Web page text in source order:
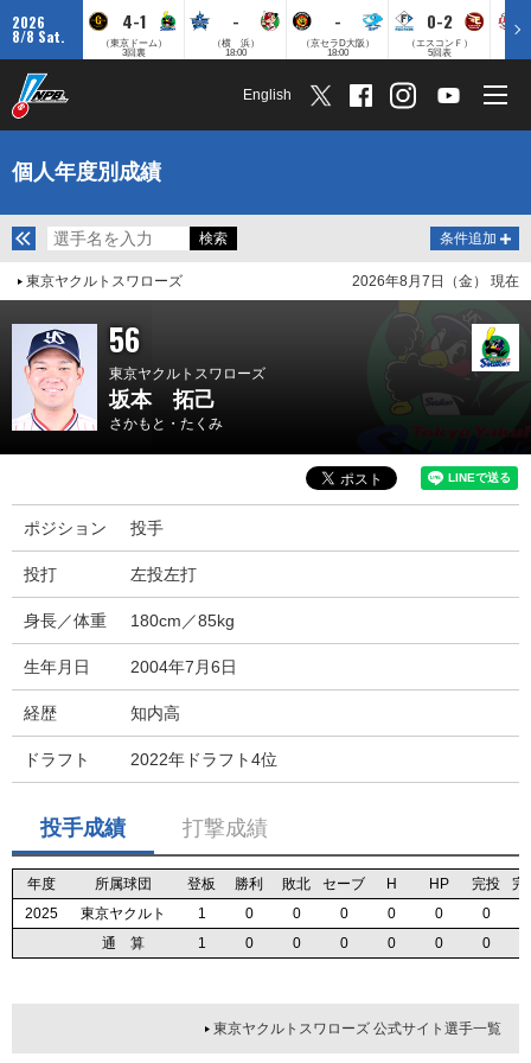
2026
8/8 Sat.
4-1
（東京ドーム）
3回裏
-
（横 浜）
18:00
-
（京セラD大阪）
18:00
0-2
（エスコンＦ）
5回表
English
個人年度別成績
条件追加
東京ヤクルトスワローズ 2026年8月7日（金） 現在
56
東京ヤクルトスワローズ
坂本 拓己
さかもと・たくみ
ポジション 投手
投打 左投左打
身長／体重 180cm／85kg
生年月日 2004年7月6日
経歴 知内高
ドラフト 2022年ドラフト4位
投手成績 打撃成績
年度 所属球団 登板 勝利 敗北 セーブ H HP 完投
完
2025
東京ヤクルト 1 0 0 0 0 0 0
通 算
1 0 0 0 0 0 0
年度 所属球団 登板 勝利 敗北 セーブ H HP 完投
完
2025
東京ヤクルト 1 0 0 0 0 0 0
通 算
1 0 0 0 0 0 0
年度 所属球団 登板 勝利 敗北 セーブ H HP 完投
完
2025
東京ヤクルト 1 0 0 0 0 0 0
通 算
1 0 0 0 0 0 0
年度 所属球団 登板 勝利 敗北 セーブ H HP 完投
完
2025
東京ヤクルト 1 0 0 0 0 0 0
通 算
1 0 0 0 0 0 0
東京ヤクルトスワローズ 公式サイト選手一覧